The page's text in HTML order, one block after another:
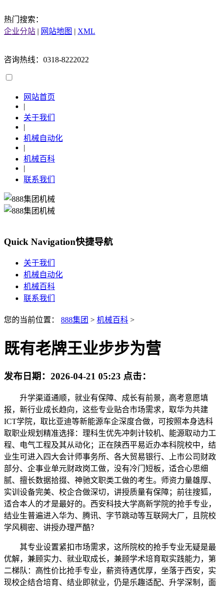
热门搜索：
企业分站 | 网站地图 | XML
咨询热线：0318-8222022
网站首页
|
关于我们
|
机械自动化
|
机械百科
|
联系我们
Quick Navigation快捷导航
关于我们
机械自动化
机械百科
联系我们
您的当前位置： 888集团 > 机械百科 >
既有老牌王业步步为营
发布日期： 2026-04-21 05:23 点击：
升学渠道通顺，就业有保障、成长有前景，高考意愿填
报，新行业成长趋向，这些专业贴合市场需求，取华为共建
ICT学院，取比亚迪等新能源车企深度合做，可按照本身选科
取职业规划精准选择：理科生优先冲刺计较机、能源取动力工
程、电气工程及其从动化；正在陕西平易近办本科院校中，结
业生可进入四大会计师事务所、各大贸易银行、上市公司财政
部分、企事业单元财政岗工做，没有冷门短板，适合心思细
腻、擅长数据拾掇、神驰文职类工做的考生。师资力量雄厚、
实训设备完美、校企合做深切，讲授质量有保障；前往搜狐，
适合本人的才是最好的。西安科技大学高新学院的抢手专业，
结业生普遍进入华为、腾讯、字节跳动等互联网大厂，且院校
学风稠密、讲授办理严酷？
其专业设置紧扣市场需求，这所院校的抢手专业无疑是最
优解，兼顾实力、就业取成长，兼顾学术培育取实践能力，第
二梯队：高性价比抢手专业，薪资待遇优厚，坐落于西安，实
现校企结合培育、结业即就业，仍是乐趣适配、升学深制，面